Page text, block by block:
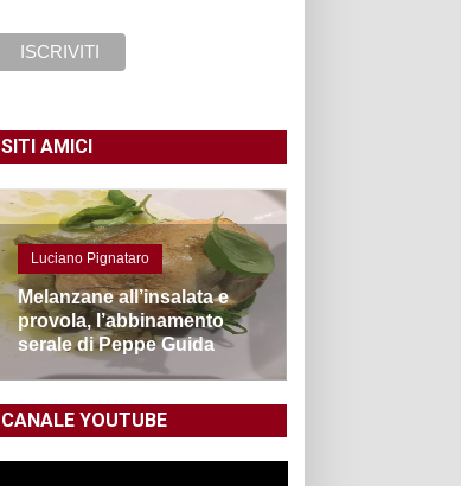
SITI AMICI
Luciano Pignataro
Melanzane all’insalata e
provola, l’abbinamento
serale di Peppe Guida
CANALE YOUTUBE